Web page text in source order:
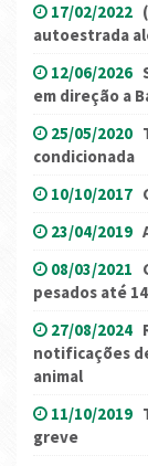
17/02/2022
autoestrada
12/06/2026
em direção a
25/05/2020
condicionada
10/10/2017
23/04/2019
08/03/2021
pesados até
27/08/2024
notificações
animal
11/10/2019
greve